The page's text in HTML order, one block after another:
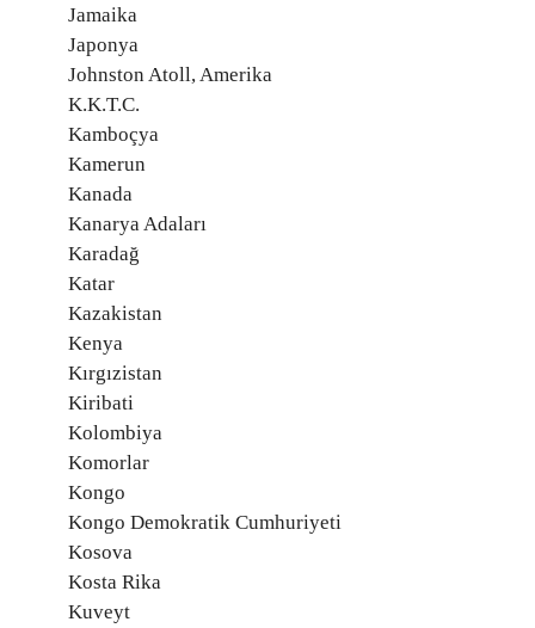
Jamaika
Japonya
Johnston Atoll, Amerika
K.K.T.C.
Kamboçya
Kamerun
Kanada
Kanarya Adaları
Karadağ
Katar
Kazakistan
Kenya
Kırgızistan
Kiribati
Kolombiya
Komorlar
Kongo
Kongo Demokratik Cumhuriyeti
Kosova
Kosta Rika
Kuveyt